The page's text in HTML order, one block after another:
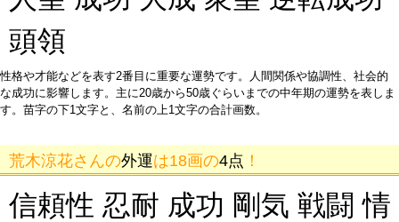
頭領
性格や才能などを表す2番目に重要な運勢です。人間関係や協調性、社会的
な成功に影響します。主に20歳から50歳ぐらいまでの中年期の運勢を表しま
す。苗字の下1文字と、名前の上1文字の合計画数。
荒木涼花さんの外運は18画の4点 ！
信頼性 忍耐 成功 剛気 戦闘 情